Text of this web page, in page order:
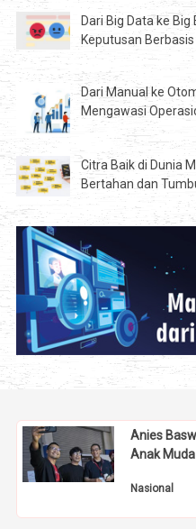
Dari Big Data ke
Keputusan
Dari Manual ke
Mengawasi
Citra Baik di Dunia
Bertahan dan
Anies
Anak
Nasional